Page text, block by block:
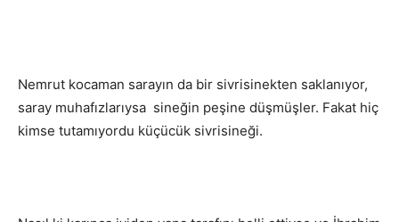
Nemrut kocaman sarayın da bir sivrisinekten saklanıyor,
saray muhafızlarıysa sineğin peşine düşmüşler. Fakat hiç
kimse tutamıyordu küçücük sivrisineği.